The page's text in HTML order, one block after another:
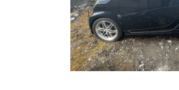
会社概要